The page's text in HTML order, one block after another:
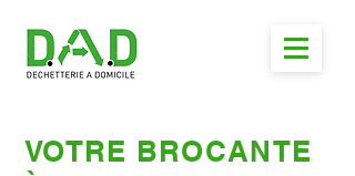
VOTRE BROCANTE